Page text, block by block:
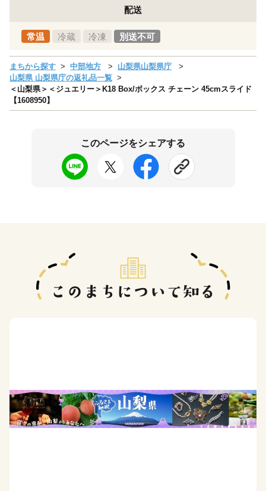
配送
常温 冷蔵 冷凍 別送不可
まちから探す 中部地方
山梨県山梨県庁
山梨県 山梨県庁の返礼品一覧
＜山梨県＞＜ジュエリー＞K18 Box/ボックス チェーン 45cmスライド
【1608950】
このページをシェアする